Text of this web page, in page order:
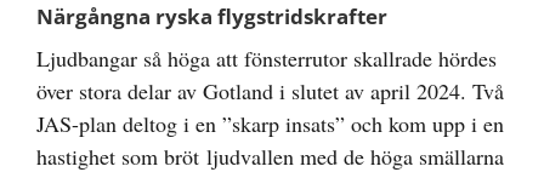
Närgångna ryska flygstridskrafter
Ljudbangar så höga att fönsterrutor skallrade hördes
över stora delar av Gotland i slutet av april 2024. Två
JAS-plan deltog i en ”skarp insats” och kom upp i en
hastighet som bröt ljudvallen med de höga smällarna